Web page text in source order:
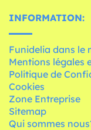
INFORMATION:
Funidelia dans le
Mentions légales
Politique de
Cookies
Zone Entreprise
Sitemap
Qui sommes